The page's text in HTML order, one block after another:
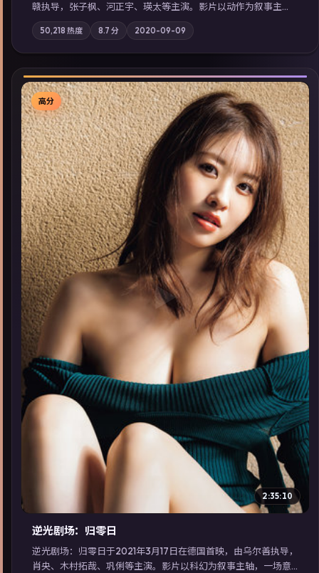
赣执导，张子枫、河正宇、瑛太等主演。影片以动作为叙事主
轴，记忆碎片重组后，主角发现自己从未活过“真实”的一天；摄
影与配乐强化地域气质；站内亦可通过「国产免费观看高清电视
剧在线看」延展检索同类型高分佳作，畅享高清在线追剧体验。
50,218 热度 8.7 分 2020-09-09
▶
高分
2:35:10
逆光剧场：归零日
逆光剧场：归零日于2021年3月17日在德国首映，由乌尔善执导，
肖央、木村拓哉、巩俐等主演。影片以科幻为叙事主轴，一场意